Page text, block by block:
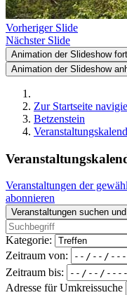
Vorheriger Slide
Nächster Slide
Animation der Slideshow
Animation der Slideshow
Zur Startseite
Betzenstein
Veranstaltungen der
abonnieren
Veranstaltungen suchen
Kategorie:
Zeitraum von:
Zeitraum bis:
Adresse für Umkreissuche